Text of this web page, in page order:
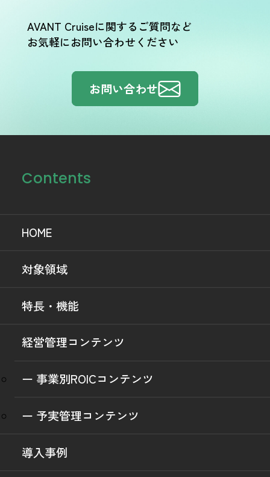
AVANT Cruiseに関するご質問など
お気軽にお問い合わせください
お問い合わせ
Contents
HOME
対象領域
特長・機能
経営管理コンテンツ
ー 事業別ROICコンテンツ
ー 予実管理コンテンツ
導入事例